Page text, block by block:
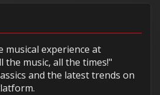
musical experience at
the music, all the times!"
and the latest trends on